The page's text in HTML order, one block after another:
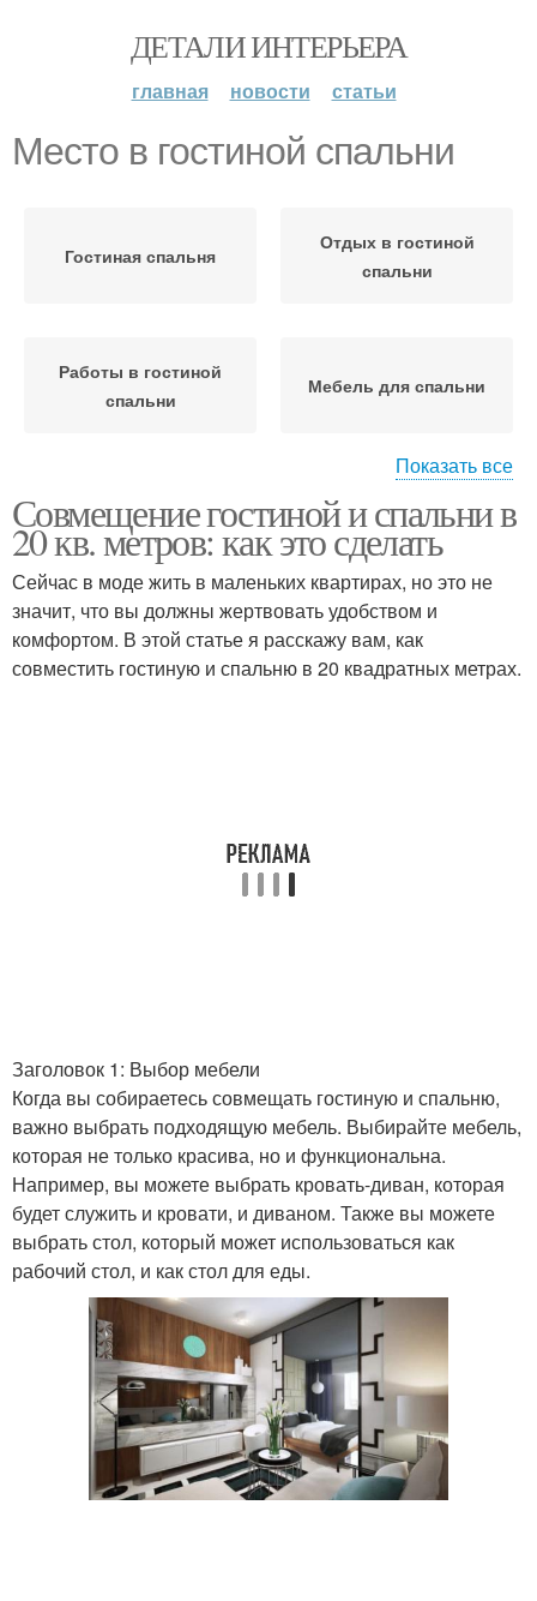
ДЕТАЛИ ИНТЕРЬЕРА
главная новости статьи
Место в гостиной спальни
Гостиная спальня
Отдых в гостиной
спальни
Работы в гостиной
спальни
Мебель для спальни
спальни
Показать все
Совмещение гостиной и спальни в
20 кв. метров: как это сделать
Сейчас в моде жить в маленьких квартирах, но это не
значит, что вы должны жертвовать удобством и
комфортом. В этой статье я расскажу вам, как
совместить гостиную и спальню в 20 квадратных метрах.
Заголовок 1: Выбор мебели
Когда вы собираетесь совмещать гостиную и спальню,
важно выбрать подходящую мебель. Выбирайте мебель,
которая не только красива, но и функциональна.
Например, вы можете выбрать кровать-диван, которая
будет служить и кровати, и диваном. Также вы можете
выбрать стол, который может использоваться как
рабочий стол, и как стол для еды.